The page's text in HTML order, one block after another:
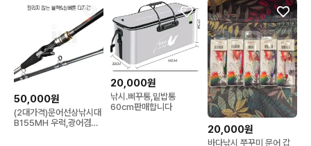
50,000원
(2대가격)문어선상낚시대
B155MH 우럭,광어겸용
20,000원
낚시.삐꾸통,밑밥통
60cm판매합니다
20,000원
바다낚시 쭈꾸미 문어 갑